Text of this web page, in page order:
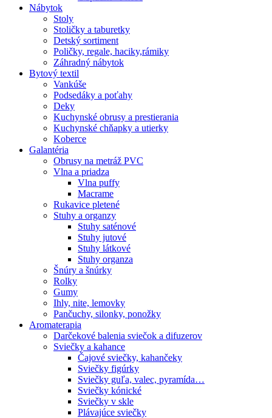
Nábytok
Stoly
Stoličky a taburetky
Detský sortiment
Poličky, regale, haciky,rámiky
Záhradný nábytok
Bytový textil
Vankúše
Podsedáky a poťahy
Deky
Kuchynské obrusy a prestierania
Kuchynské chňapky a utierky
Koberce
Galantéria
Obrusy na metráž PVC
Vlna a priadza
Vlna puffy
Macrame
Rukavice pletené
Stuhy a organzy
Stuhy saténové
Stuhy jutové
Stuhy látkové
Stuhy organza
Šnúry a šnúrky
Rolky
Gumy
Ihly, nite, lemovky
Pančuchy, silonky, ponožky
Aromaterapia
Darčekové balenia sviečok a difuzerov
Sviečky a kahance
Čajové sviečky, kahančeky
Sviečky figúrky
Sviečky guľa, valec, pyramída…
Sviečky kónické
Sviečky v skle
Plávajúce sviečky